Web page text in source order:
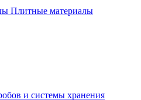
Плитные материалы